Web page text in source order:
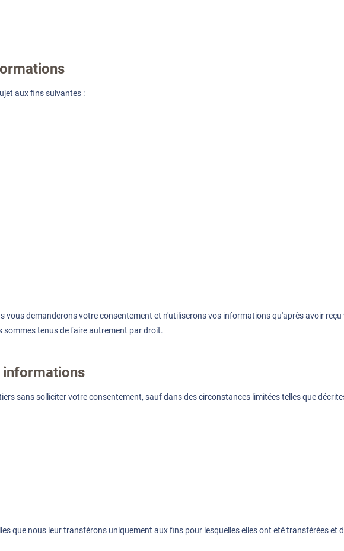
aux fins suivantes :
demanderons votre consentement et n'utiliserons vos informations qu'après avoir
sommes tenus de faire autrement par droit.
informations
sans solliciter votre consentement, sauf dans des circonstances limitées telles que
que nous leur transférons uniquement aux fins pour lesquelles elles ont eté transférées et